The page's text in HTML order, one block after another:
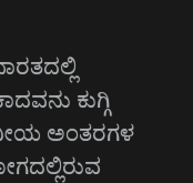
ಕುಗ್ಗಿ
ಅಂತರಗಳ